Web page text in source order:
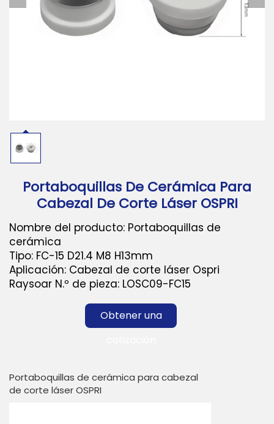
Descargar
Portaboquillas De Cerámica Para
Cabezal De Corte Láser OSPRI
Nombre del producto: Portaboquillas de
cerámica
Tipo: FC-15 D21.4 M8 H13mm
Aplicación: Cabezal de corte láser Ospri
Raysoar N.º de pieza: LOSC09-FC15
Obtener una
Portaboquillas de cerámica para cabezal
de corte láser OSPRI